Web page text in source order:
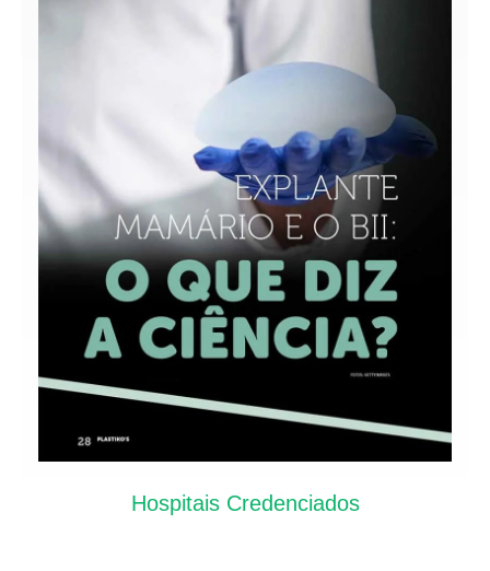
Hospitais Credenciados